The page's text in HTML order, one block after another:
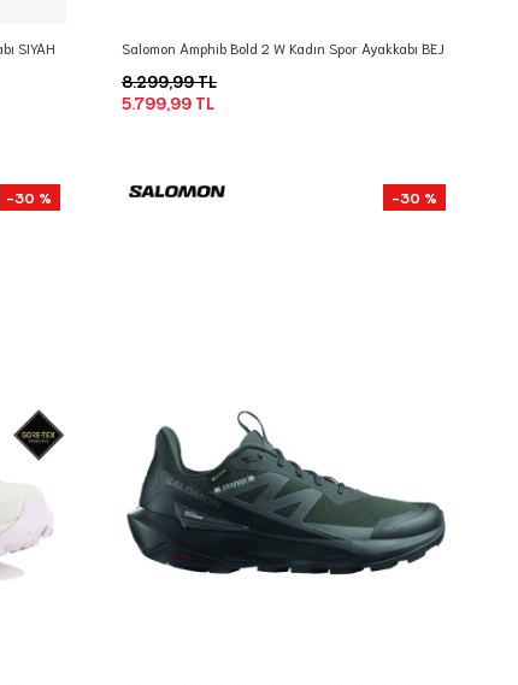
SIYAH Salomon Amphib Bold 2 W Kadın Spor Ayakkabı BEJ
5.799,99 TL
8.299,99 TL
-30 % -30 %